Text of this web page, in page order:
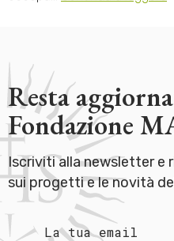
Resta
Fondazione
Iscriviti alla newsletter
sui progetti e le novità
La tua email